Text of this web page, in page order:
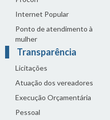
Internet Popular
Ponto de atendimento à
mulher
Transparência
Licitações
Atuação dos vereadores
Execução Orçamentária
Pessoal